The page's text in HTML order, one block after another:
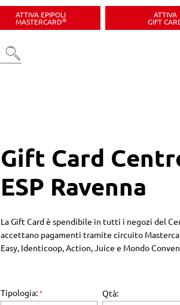
ATTIVA EPIPOLI
MASTERCARD®
ATTIVA
GIFT
Gift Card
ESP Ravenna
La Gift Card è spendibile in tutti i negozi del
accettano pagamenti tramite circuito
Easy, Identicoop, Action, Juice e Mondo
Tipologia: Qtà: